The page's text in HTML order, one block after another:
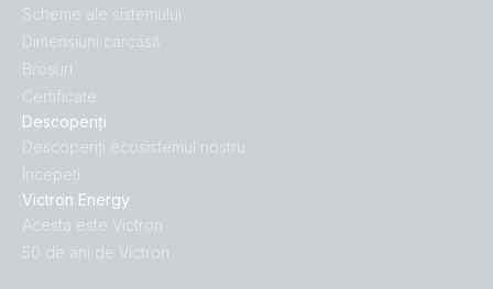
Descoperiți
Descoperiți ecosistemul nostru
Începeți
Victron Energy
Acesta este Victron
50 de ani de Victron
Scheme ale sistemului
Dimensiuni carcasă
Broșuri
Certificate